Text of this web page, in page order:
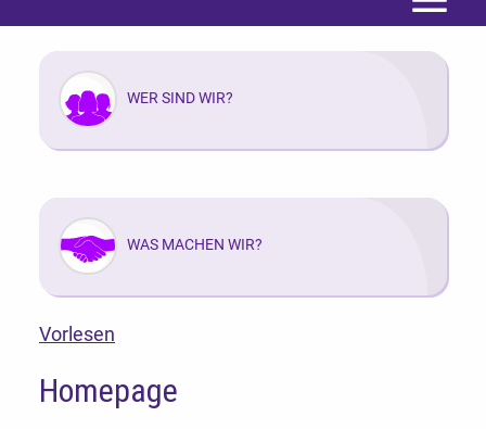
Menü
WER SIND WIR?
WAS MACHEN WIR?
Vorlesen
Homepage